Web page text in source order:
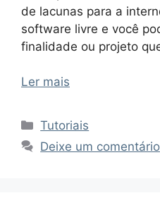
de lacunas para a
software livre e você
finalidade ou projeto
Ler mais
Categorias
Tutoriais
Deixe um comentário